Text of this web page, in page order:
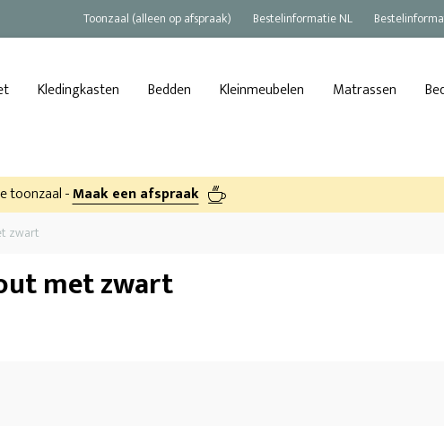
Toonzaal (alleen op afspraak) Bestelinformatie NL
Kledingkasten Bedden Kleinmeubelen Matrassen
toonzaal -Maak een afspraak
zwart
met zwart